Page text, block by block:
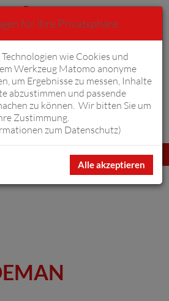
Warenkorb 0
für Ihre Privatsphäre
wie Cookies und
Werkzeug Matomo anonyme
um Ergebnisse zu messen, Inhalte
abzustimmen und passende
zu können. Wir bitten Sie um
Zustimmung.
zum Datenschutz)
Alle akzeptieren